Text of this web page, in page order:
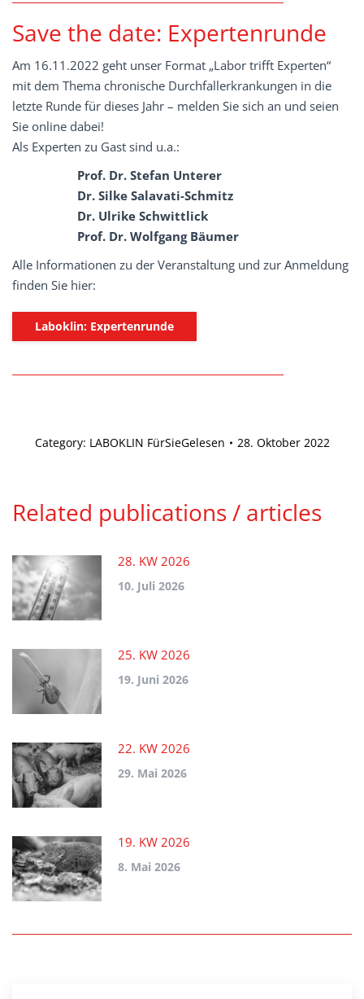
Save the date: Expertenrunde
Am 16.11.2022 geht unser Format „Labor trifft Experten“
mit dem Thema chronische Durchfallerkrankungen in die
letzte Runde für dieses Jahr – melden Sie sich an und seien
Sie online dabei!
Als Experten zu Gast sind u.a.:
Prof. Dr. Stefan Unterer
Dr. Silke Salavati-Schmitz
Dr. Ulrike Schwittlick
Prof. Dr. Wolfgang Bäumer
Alle Informationen zu der Veranstaltung und zur Anmeldung
finden Sie hier:
Laboklin: Expertenrunde
Category: LABOKLIN FürSieGelesen 28. Oktober 2022
Related publications / articles
28. KW 2026
10. Juli 2026
25. KW 2026
19. Juni 2026
22. KW 2026
29. Mai 2026
19. KW 2026
8. Mai 2026